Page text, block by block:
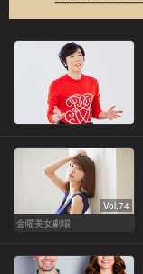
Vol.74
金曜美女劇場